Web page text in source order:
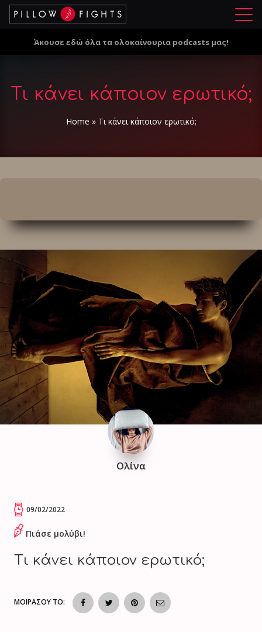
Μ
ο
Άκουσε εδώ όλα τα ολοκαίνουρια podcasts μας!
Τι κάνει κάποιον ερωτικό;
Home » Τι κάνει κάποιον ερωτικό;
Ολίνα
09/02/2022
Πιάσε μολύβι!
Τι κάνει κάποιον ερωτικό;
ΜΟΙΡΑΣΟΥ ΤΟ: